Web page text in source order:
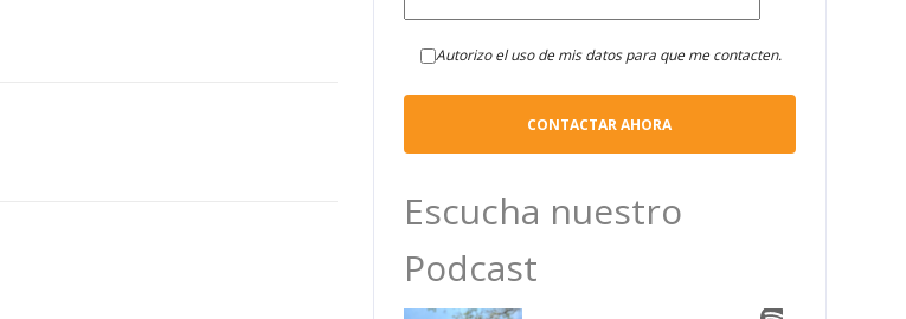
Autorizo el uso de mis datos para que me contacten.
Escucha nuestro
Podcast